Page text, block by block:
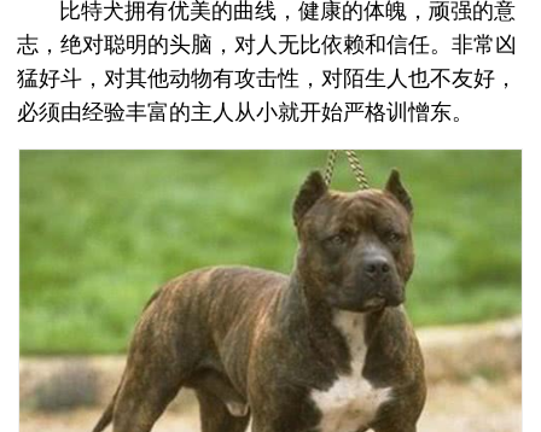
比特犬拥有优美的曲线，健康的体魄，顽强的意
志，绝对聪明的头脑，对人无比依赖和信任。非常凶
猛好斗，对其他动物有攻击性，对陌生人也不友好，
必须由经验丰富的主人从小就开始严格训憎东。